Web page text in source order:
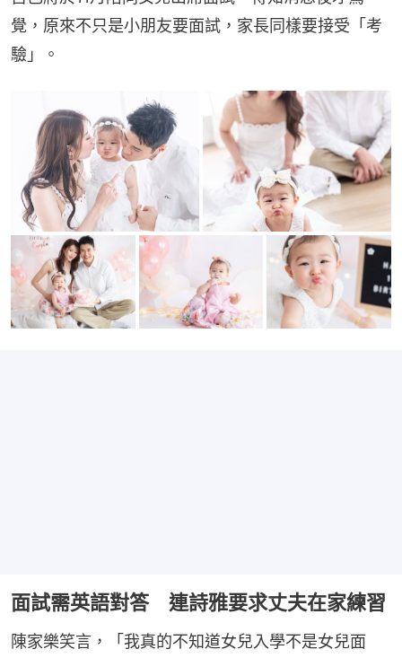
覺，原來不只是小朋友要面試，家長同樣要接受「考
驗」。
面試需英語對答 連詩雅要求丈夫在家練習
陳家樂笑言，「我真的不知道女兒入學不是女兒面